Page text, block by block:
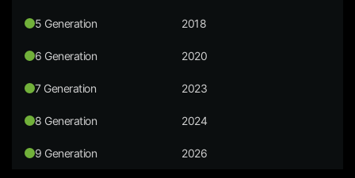
5 Generation 2018
6 Generation 2020
7 Generation 2023
8 Generation 2024
9 Generation 2026